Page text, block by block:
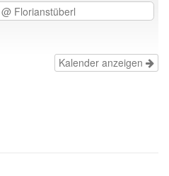
@ Florianstüberl
Kalender anzeigen